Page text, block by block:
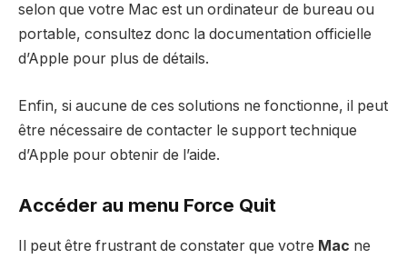
selon que votre Mac est un ordinateur de bureau ou
portable, consultez donc la documentation officielle
d’Apple pour plus de détails.
Enfin, si aucune de ces solutions ne fonctionne, il peut
être nécessaire de contacter le support technique
d’Apple pour obtenir de l’aide.
Accéder au menu Force Quit
Il peut être frustrant de constater que votre Mac ne